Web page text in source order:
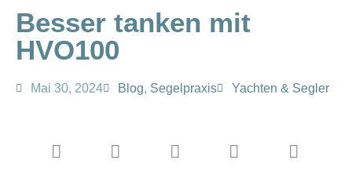
Besser tanken mit
HVO100
Mai 30, 2024 Blog, Segelpraxis Yachten & Segler